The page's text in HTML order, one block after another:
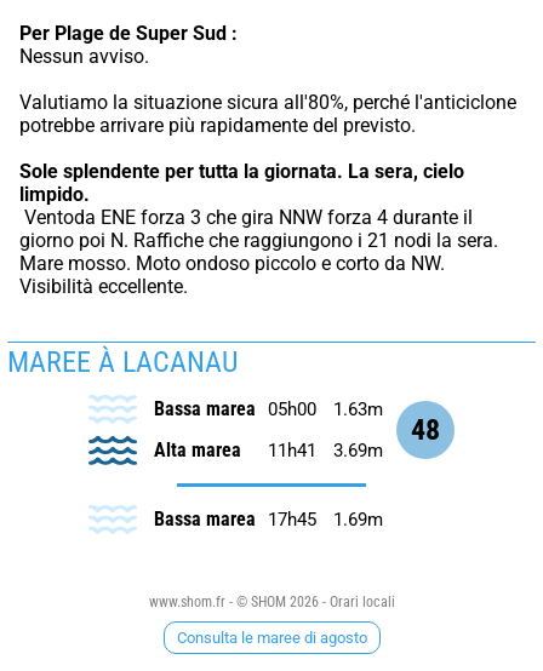
Per Plage de Super Sud :
Nessun avviso.
Valutiamo la situazione sicura all'80%, perché l'anticiclone
potrebbe arrivare più rapidamente del previsto.
Sole splendente per tutta la giornata. La sera, cielo
limpido.
giorno poi N. Raffiche che raggiungono i 21 nodi la sera.
Mare mosso. Moto ondoso piccolo e corto da NW.
Visibilità eccellente.
MAREE À LACANAU
48
Bassa marea 05h00 1.63m
Alta marea 11h41 3.69m
Bassa marea 17h45 1.69m
www.shom.fr - © SHOM 2026 - Orari locali
Consulta le maree di agosto